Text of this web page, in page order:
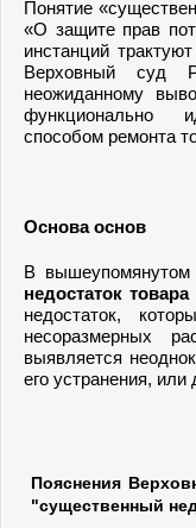
Понятие
«О защите прав
инстанций
Верховный суд
неожиданному
функционально
способом ремонта
Основа основ
В вышеупомянутом
недостаток товара
недостаток,
несоразмерных
выявляется
его устранения, или
Пояснения
"существенный